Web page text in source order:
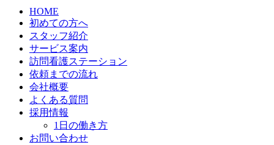
HOME
初めての方へ
スタッフ紹介
サービス案内
訪問看護ステーション
依頼までの流れ
会社概要
よくある質問
採用情報
1日の働き方
お問い合わせ